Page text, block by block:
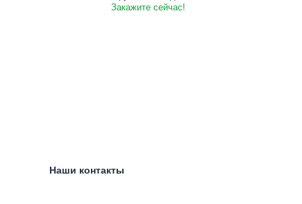
Закажите сейчас!
Наши контакты